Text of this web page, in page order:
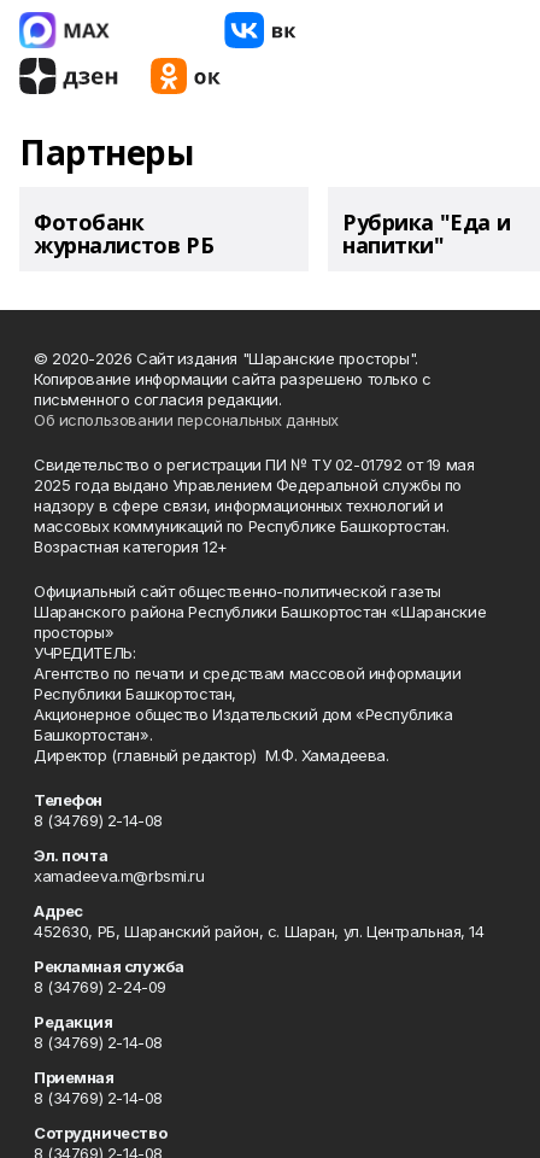
Партнеры
Фотобанк
журналистов РБ
Рубрика "Еда и
напитки"
© 2020-2026 Сайт издания "Шаранские просторы".
Копирование информации сайта разрешено только с
письменного согласия редакции.
Об использовании персональных данных
Свидетельство о регистрации ПИ № ТУ 02-01792 от 19 мая
2025 года выдано Управлением Федеральной службы по
надзору в сфере связи, информационных технологий и
массовых коммуникаций по Республике Башкортостан.
Возрастная категория 12+
Официальный сайт общественно-политической газеты
Шаранского района Республики Башкортостан «Шаранские
просторы»
УЧРЕДИТЕЛЬ:
Агентство по печати и средствам массовой информации
Республики Башкортостан,
Акционерное общество Издательский дом «Республика
Башкортостан».
Директор (главный редактор) М.Ф. Хамадеева.
Телефон
8 (34769) 2-14-08
Эл. почта
xamadeeva.m@rbsmi.ru
Адрес
452630, РБ, Шаранский район, с. Шаран, ул. Центральная, 14
Рекламная служба
8 (34769) 2-24-09
Редакция
8 (34769) 2-14-08
Приемная
8 (34769) 2-14-08
Сотрудничество
8 (34769) 2-14-08